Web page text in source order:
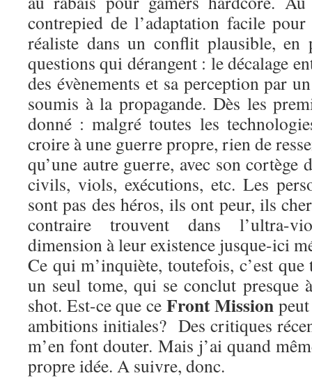
contrepied de l’adaptation facile
réaliste dans un conflit plausible, en
questions qui dérangent : le décalage
des évènements et sa perception par
soumis à la propagande. Dès les
donné : malgré toutes les
croire à une guerre propre, rien de
qu’une autre guerre, avec son cortège
civils, viols, exécutions, etc. Les
sont pas des héros, ils ont peur, ils
contraire trouvent dans l’ultra-
dimension à leur existence jusque-ici
Ce qui m’inquiète, toutefois, c’est
un seul tome, qui se conclut presque
shot. Est-ce que ce Front Mission
ambitions initiales? Des critiques
m’en font douter. Mais j’ai quand
propre idée. A suivre, donc.